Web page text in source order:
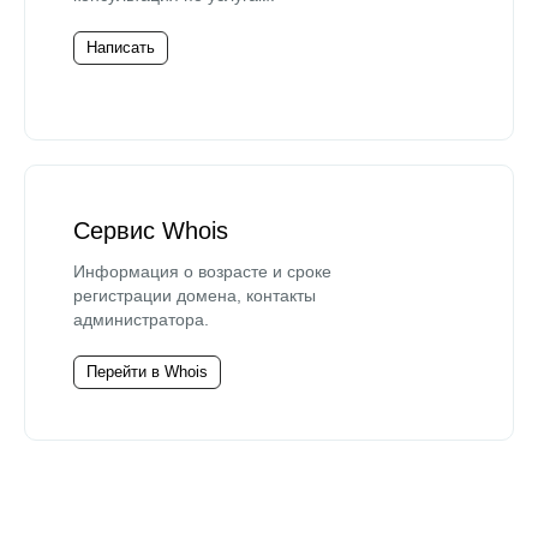
Написать
Сервис Whois
Информация о возрасте и сроке
регистрации домена, контакты
администратора.
Перейти в Whois